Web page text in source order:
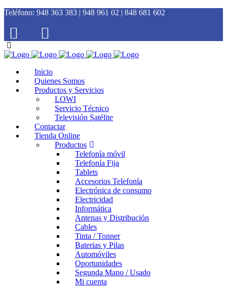
Teléfono: 948 363 383 | 948 961 02 | 848 681 602
Inicio
Quienes Somos
Productos y Servicios
LOWI
Servicio Técnico
Televisión Satélite
Contactar
Tienda Online
Productos
Telefonía móvil
Telefonía Fija
Tablets
Accesorios Telefonía
Electrónica de consumo
Electricidad
Informática
Antenas y Distribución
Cables
Tinta / Tonner
Baterias y Pilas
Automóviles
Oportunidades
Segunda Mano / Usado
Mi cuenta